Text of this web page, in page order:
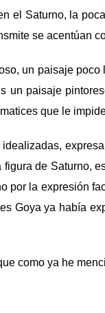
el Saturno, la
se acentúan
un paisaje
un paisaje
que le
de Saturno,
por la expresión
Goya ya había
como ya he